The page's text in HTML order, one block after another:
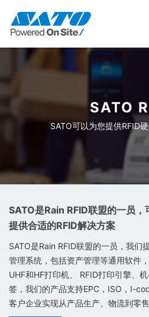
SATO
SATO可以为您提供RFID
SATO是Rain RFID联盟的一员
提供合适的RFID解决方案
SATO是Rain RFID联盟的一员，我们
管理系统，包括资产管理等通用软件
UHF和HF打印机、 RFID打印引擎、
签，我们的产品支持EPC，ISO，I-
客户企业实现从产品生产、物流到零